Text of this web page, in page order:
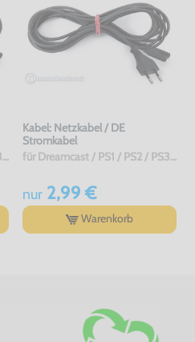
für Dreamcast / PS1 / PS2 / PS3 / PS4 / Saturn / Xbox / 3DO, NEU & OVP
Kabel: Netzkabel / DE
Stromkabel
für Dreamcast / PS1 / PS2 / PS3 / PS4 / Saturn / Xbox / 3DO, ohne OVP, NEU
nur2,99 €
Warenkorb